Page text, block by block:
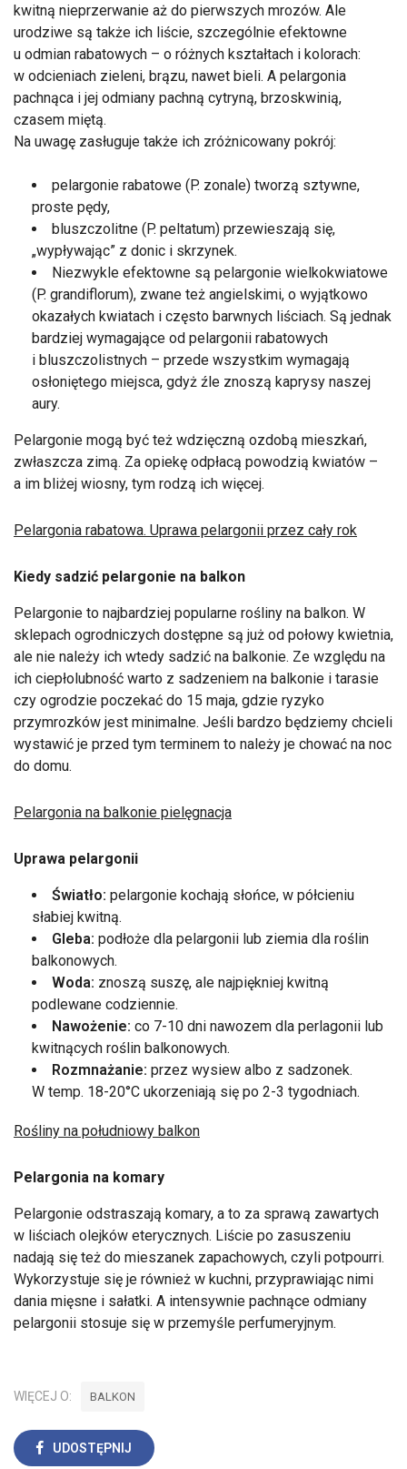
kwitną nieprzerwanie aż do pierwszych mrozów. Ale
urodziwe są także ich liście, szczególnie efektowne
u odmian rabatowych – o różnych kształtach i kolorach:
w odcieniach zieleni, brązu, nawet bieli. A pelargonia
pachnąca i jej odmiany pachną cytryną, brzoskwinią,
czasem miętą.
Na uwagę zasługuje także ich zróżnicowany pokrój:
pelargonie rabatowe (P. zonale) tworzą sztywne,
proste pędy,
bluszczolitne (P. peltatum) przewieszają się,
„wypływając” z donic i skrzynek.
Niezwykle efektowne są pelargonie wielkokwiatowe
(P. grandiflorum), zwane też angielskimi, o wyjątkowo
okazałych kwiatach i często barwnych liściach. Są jednak
bardziej wymagające od pelargonii rabatowych
i bluszczolistnych – przede wszystkim wymagają
osłoniętego miejsca, gdyż źle znoszą kaprysy naszej
aury.
Pelargonie mogą być też wdzięczną ozdobą mieszkań,
zwłaszcza zimą. Za opiekę odpłacą powodzią kwiatów –
a im bliżej wiosny, tym rodzą ich więcej.
Pelargonia rabatowa. Uprawa pelargonii przez cały rok
Kiedy sadzić pelargonie na balkon
Pelargonie to najbardziej popularne rośliny na balkon. W
sklepach ogrodniczych dostępne są już od połowy kwietnia,
ale nie należy ich wtedy sadzić na balkonie. Ze względu na
ich ciepłolubność warto z sadzeniem na balkonie i tarasie
czy ogrodzie poczekać do 15 maja, gdzie ryzyko
przymrozków jest minimalne. Jeśli bardzo będziemy chcieli
wystawić je przed tym terminem to należy je chować na noc
do domu.
Pelargonia na balkonie pielęgnacja
Uprawa pelargonii
Światło: pelargonie kochają słońce, w półcieniu
słabiej kwitną.
Gleba: podłoże dla pelargonii lub ziemia dla roślin
balkonowych.
Woda: znoszą suszę, ale najpiękniej kwitną
podlewane codziennie.
Nawożenie: co 7-10 dni nawozem dla perlagonii lub
kwitnących roślin balkonowych.
Rozmnażanie: przez wysiew albo z sadzonek.
W temp. 18-20°C ukorzeniają się po 2-3 tygodniach.
Rośliny na południowy balkon
Pelargonia na komary
Pelargonie odstraszają komary, a to za sprawą zawartych
w liściach olejków eterycznych. Liście po zasuszeniu
nadają się też do mieszanek zapachowych, czyli potpourri.
Wykorzystuje się je również w kuchni, przyprawiając nimi
dania mięsne i sałatki. A intensywnie pachnące odmiany
pelargonii stosuje się w przemyśle perfumeryjnym.
WIĘCEJ O: BALKON
UDOSTĘPNIJ